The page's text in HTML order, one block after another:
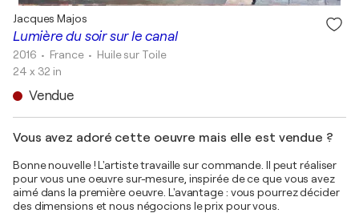
Lumière du soir sur le canal
Jacques Majos
2016 • France • Huile sur Toile
24 x 32 in
Vendue
Vous avez adoré cette oeuvre mais elle est vendue ?
Bonne nouvelle ! L'artiste travaille sur commande. Il peut réaliser
pour vous une oeuvre sur-mesure, inspirée de ce que vous avez
aimé dans la première oeuvre. L'avantage : vous pourrez décider
des dimensions et nous négocions le prix pour vous.